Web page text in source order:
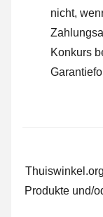
nicht,
Konkurs
Produkte und/